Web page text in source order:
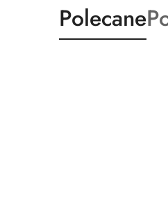
Produkty
o
Polecane
o